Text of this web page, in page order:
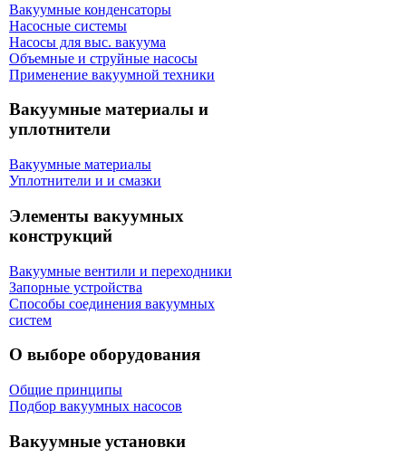
Вакуумные конденсаторы
Насосные системы
Насосы для выс. вакуума
Объемные и струйные насосы
Применение вакуумной техники
Вакуумные материалы и
уплотнители
Вакуумные материалы
Уплотнители и и смазки
Элементы вакуумных
конструкций
Вакуумные вентили и переходники
Запорные устройства
Способы соединения вакуумных
систем
О выборе оборудования
Общие принципы
Подбор вакуумных насосов
Вакуумные установки